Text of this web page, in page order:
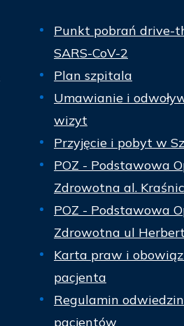
Punkt pobrań drive-
SARS-CoV-2
Plan szpitala
Umawianie i
wizyt
Przyjęcie i pobyt w
POZ - Podstawowa
Zdrowotna al.
POZ - Podstawowa
Zdrowotna ul
Karta praw i
pacjenta
Regulamin odwiedzin
pacjentów